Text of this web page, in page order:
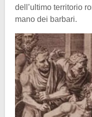
dell’ultimo territorio
mano dei barbari.